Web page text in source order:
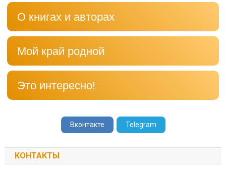
О книгах и авторах
Мой край родной
Это интересно!
Вконтакте Telegram
КОНТАКТЫ